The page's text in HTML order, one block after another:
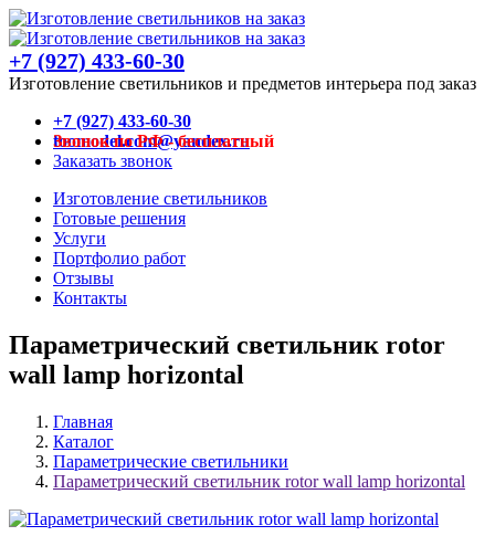
+7 (927) 433-60-30
Изготовление светильников и предметов интерьера под заказ
+7 (927) 433-60-30
Звонок по РФ - бесплатный
toomodel.com@yandex.ru
Заказать звонок
Изготовление светильников
Готовые решения
Услуги
Портфолио работ
Отзывы
Контакты
Параметрический светильник rotor
wall lamp horizontal
Главная
Каталог
Параметрические светильники
Параметрический светильник rotor wall lamp horizontal